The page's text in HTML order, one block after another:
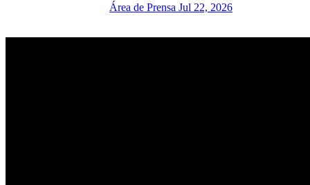
Área de Prensa Jul 22, 2026